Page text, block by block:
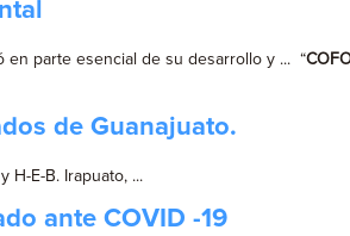
en parte esencial de su desarrollo y ... “
de Guanajuato.
H-E-B. Irapuato, ...
ante COVID -19